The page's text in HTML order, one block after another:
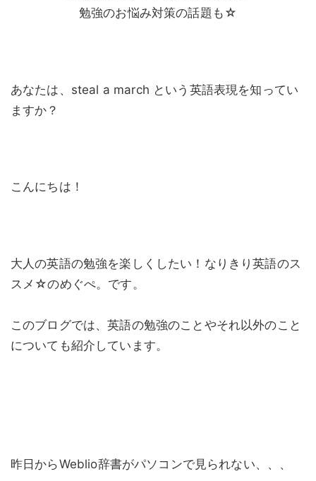
勉強のお悩み対策の話題も☆
あなたは、steal a march という英語表現を知ってい
ますか？
こんにちは！
大人の英語の勉強を楽しくしたい！なりきり英語のス
スメ☆のめぐぺ。です。
このブログでは、英語の勉強のことやそれ以外のこと
についても紹介しています。
昨日からWeblio辞書がパソコンで見られない、、、